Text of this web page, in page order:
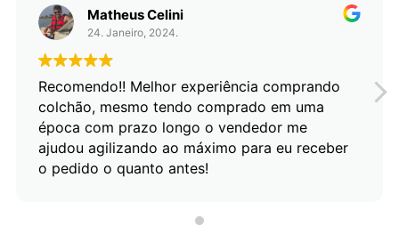
Matheus Celini
24. Janeiro, 2024.
Recomendo!! Melhor experiência comprando
colchão, mesmo tendo comprado em uma
época com prazo longo o vendedor me
ajudou agilizando ao máximo para eu receber
o pedido o quanto antes!